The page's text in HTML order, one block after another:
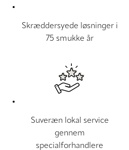
Skræddersyede løsninger i
75 smukke år
Suveræn lokal service
gennem
specialforhandlere